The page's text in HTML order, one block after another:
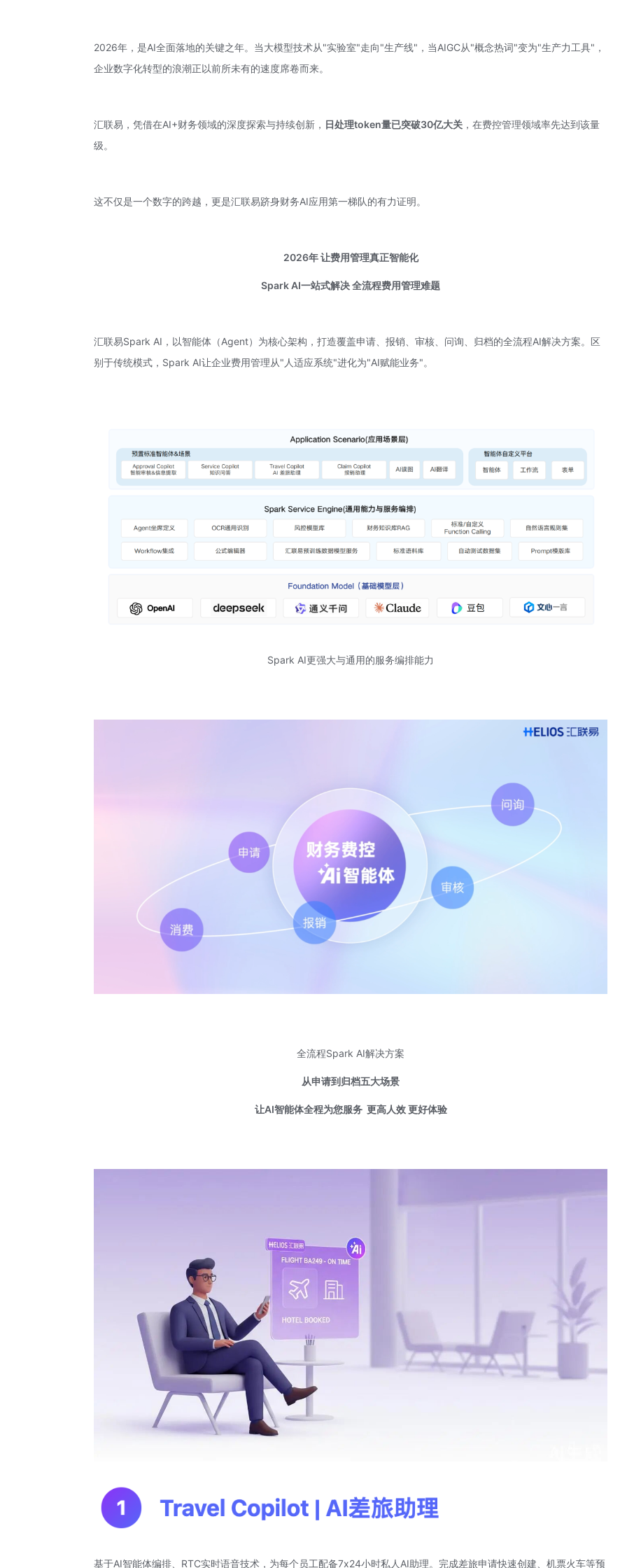
2026年，是AI全面落地的关键之年。当大模型技术从"实验室"走向"生产线"，当AIGC从"概念热词"变为"生产力工具"，
企业数字化转型的浪潮正以前所未有的速度席卷而来。
汇联易 ，凭借在AI+财务领域的深度探索与持续创新， 日处理token量已突破30亿大关 ，在费控管理领域率先达到该量
级。
这不仅是一个数字的跨越，更是汇联易跻身财务AI应用第一梯队的有力证明。
2026年 让费用管理真正智能化
Spark AI一站式解决全流程费用管理难题
汇联易Spark AI，以智能体（Agent）为核心架构，打造覆盖申请、报销、审核、问询、归档的全流程AI解决方案。区
别于传统模式，Spark AI让企业费用管理从"人适应系统"进化为"AI赋能业务"。
Spark AI更强大与通用的服务编排能力
全流程Spark AI解决方案
从申请到归档五大场景
让AI智能体全程为您服务 更高人效 更好体验
基于AI智能体编排、RTC实时语音技术，为每个员工配备7x24小时私人AI助理。完成差旅申请快速创建、机票火车等预